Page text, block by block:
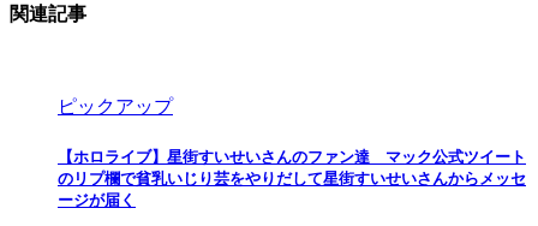
関連記事
ピックアップ
【ホロライブ】星街すいせいさんのファン達 マック公式ツイート
のリプ欄で貧乳いじり芸をやりだして星街すいせいさんからメッセ
ージが届く